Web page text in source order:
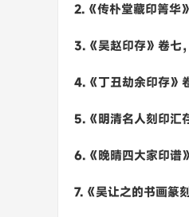
2.《传朴堂藏印箐华
3.《吴赵印存》卷七
4.《丁丑劫余印存》
5.《明清名人刻印汇
6.《晚晴四大家印谱
7.《吴让之的书画篆